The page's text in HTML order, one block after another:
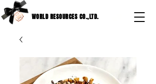
WORLD RESOURCES CO.,LTD.